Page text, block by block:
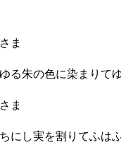
ま
る朱の色に染まりて
ま
にし実を割りてふは